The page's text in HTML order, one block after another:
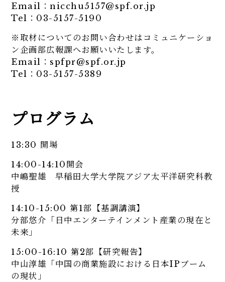
Email：nicchu5157@spf.or.jp
Tel：03-5157-5190
※取材についてのお問い合わせはコミュニケーショ
ン企画部広報課へお願いいたします。
Email：spfpr@spf.or.jp
Tel：03-5157-5389
プログラム
13:30 開場
14:00-14:10開会
中嶋聖雄 早稲田大学大学院アジア太平洋研究科教
授
14:10-15:00 第1部【基調講演】
分部悠介「日中エンターテインメント産業の現在と
未来」
15:00-16:10 第2部【研究報告】
中山淳雄「中国の商業施設における日本IPブーム
の現状」